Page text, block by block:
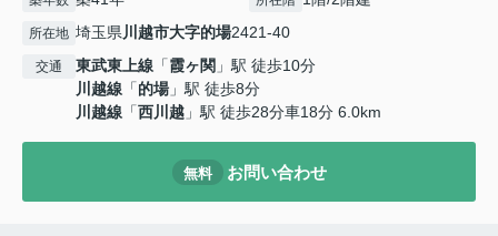
所在地 埼玉県川越市大字的場2421-40
交通 東武東上線 「霞ヶ関 」駅 徒歩10分
川越線 「的場」駅 徒歩8分
川越線 「西川越 」駅 徒歩28分車18分 6.0km
無料 お問い合わせ